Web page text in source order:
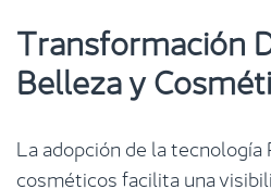
Transformación
Belleza y
La adopción de la tecnología
cosméticos facilita una